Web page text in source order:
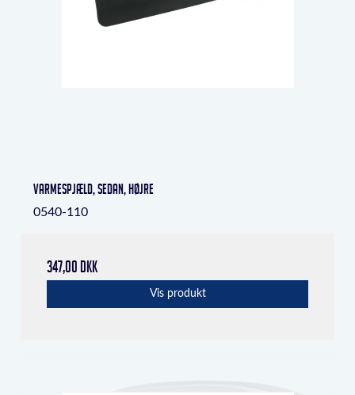
Varmespjæld, Sedan, højre
0540-110
347,00 DKK
Vis produkt